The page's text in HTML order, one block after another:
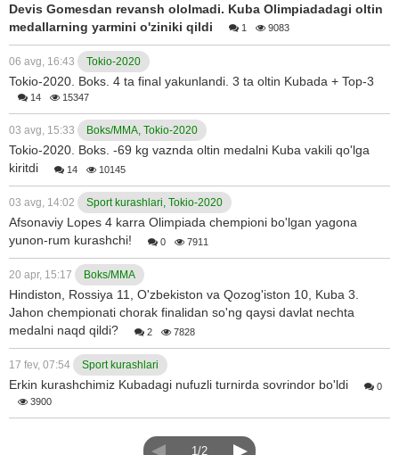
Devis Gomesdan revansh ololmadi. Kuba Olimpiadadagi oltin
medallarning yarmini o'ziniki qildi
1 9083
06 avg, 16:43 Tokio-2020
Tokio-2020. Boks. 4 ta final yakunlandi. 3 ta oltin Kubada + Top-3
14 15347
03 avg, 15:33 Boks/MMA, Tokio-2020
Tokio-2020. Boks. -69 kg vaznda oltin medalni Kuba vakili qo'lga
kiritdi
14 10145
03 avg, 14:02 Sport kurashlari, Tokio-2020
Afsonaviy Lopes 4 karra Olimpiada chempioni bo'lgan yagona
yunon-rum kurashchi!
0 7911
20 apr, 15:17 Boks/MMA
Hindiston, Rossiya 11, O'zbekiston va Qozog'iston 10, Kuba 3.
Jahon chempionati chorak finalidan so'ng qaysi davlat nechta
medalni naqd qildi?
2 7828
17 fev, 07:54 Sport kurashlari
Erkin kurashchimiz Kubadagi nufuzli turnirda sovrindor bo'ldi
0
3900
1/2